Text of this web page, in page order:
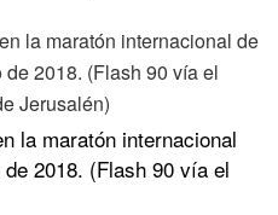
la maratón internacional
2018. (Flash 90 vía el